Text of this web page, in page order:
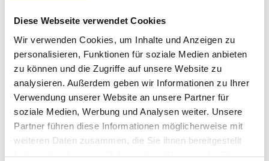
Diese Webseite verwendet Cookies
Wir verwenden Cookies, um Inhalte und Anzeigen zu
personalisieren, Funktionen für soziale Medien anbieten
zu können und die Zugriffe auf unsere Website zu
analysieren. Außerdem geben wir Informationen zu Ihrer
Verwendung unserer Website an unsere Partner für
soziale Medien, Werbung und Analysen weiter. Unsere
Partner führen diese Informationen möglicherweise mit
weiteren Daten zusammen, die Sie ihnen bereitgestellt
den schlafmedizinischen Fachbereich unterstützt.
Tipps für eine gute Schlafroutine
Du möchtest entspannter einschlafen, möglichst fest
durchschlafen und erholt aufwachen? SLEEO hilft dir
bei deiner Schlafroutine, denn beruhigende und
natürliche Düfte eignen sich hervorragend als fester
Bestandteil deiner Schlafroutine.
Die Schlafroutine ist wichtig und hilft Dir, den